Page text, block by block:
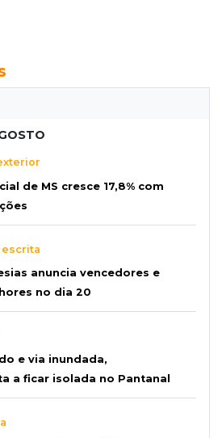
de MS cresce 17,8% com
anuncia vencedores e
no dia 20
e via inundada,
a ficar isolada no Pantanal